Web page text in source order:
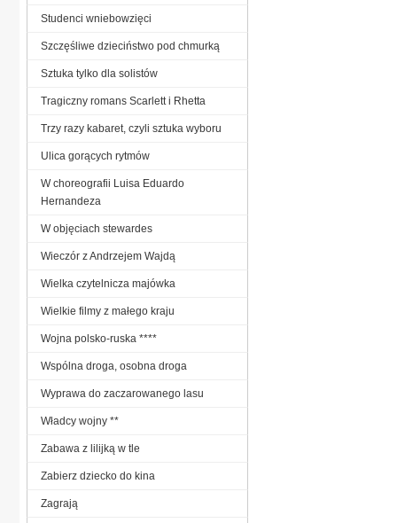
Studenci wniebowzięci
Szczęśliwe dzieciństwo pod chmurką
Sztuka tylko dla solistów
Tragiczny romans Scarlett i Rhetta
Trzy razy kabaret, czyli sztuka wyboru
Ulica gorących rytmów
W choreografii Luisa Eduardo
Hernandeza
W objęciach stewardes
Wieczór z Andrzejem Wajdą
Wielka czytelnicza majówka
Wielkie filmy z małego kraju
Wojna polsko-ruska ****
Wspólna droga, osobna droga
Wyprawa do zaczarowanego lasu
Władcy wojny **
Zabawa z lilijką w tle
Zabierz dziecko do kina
Zagrają